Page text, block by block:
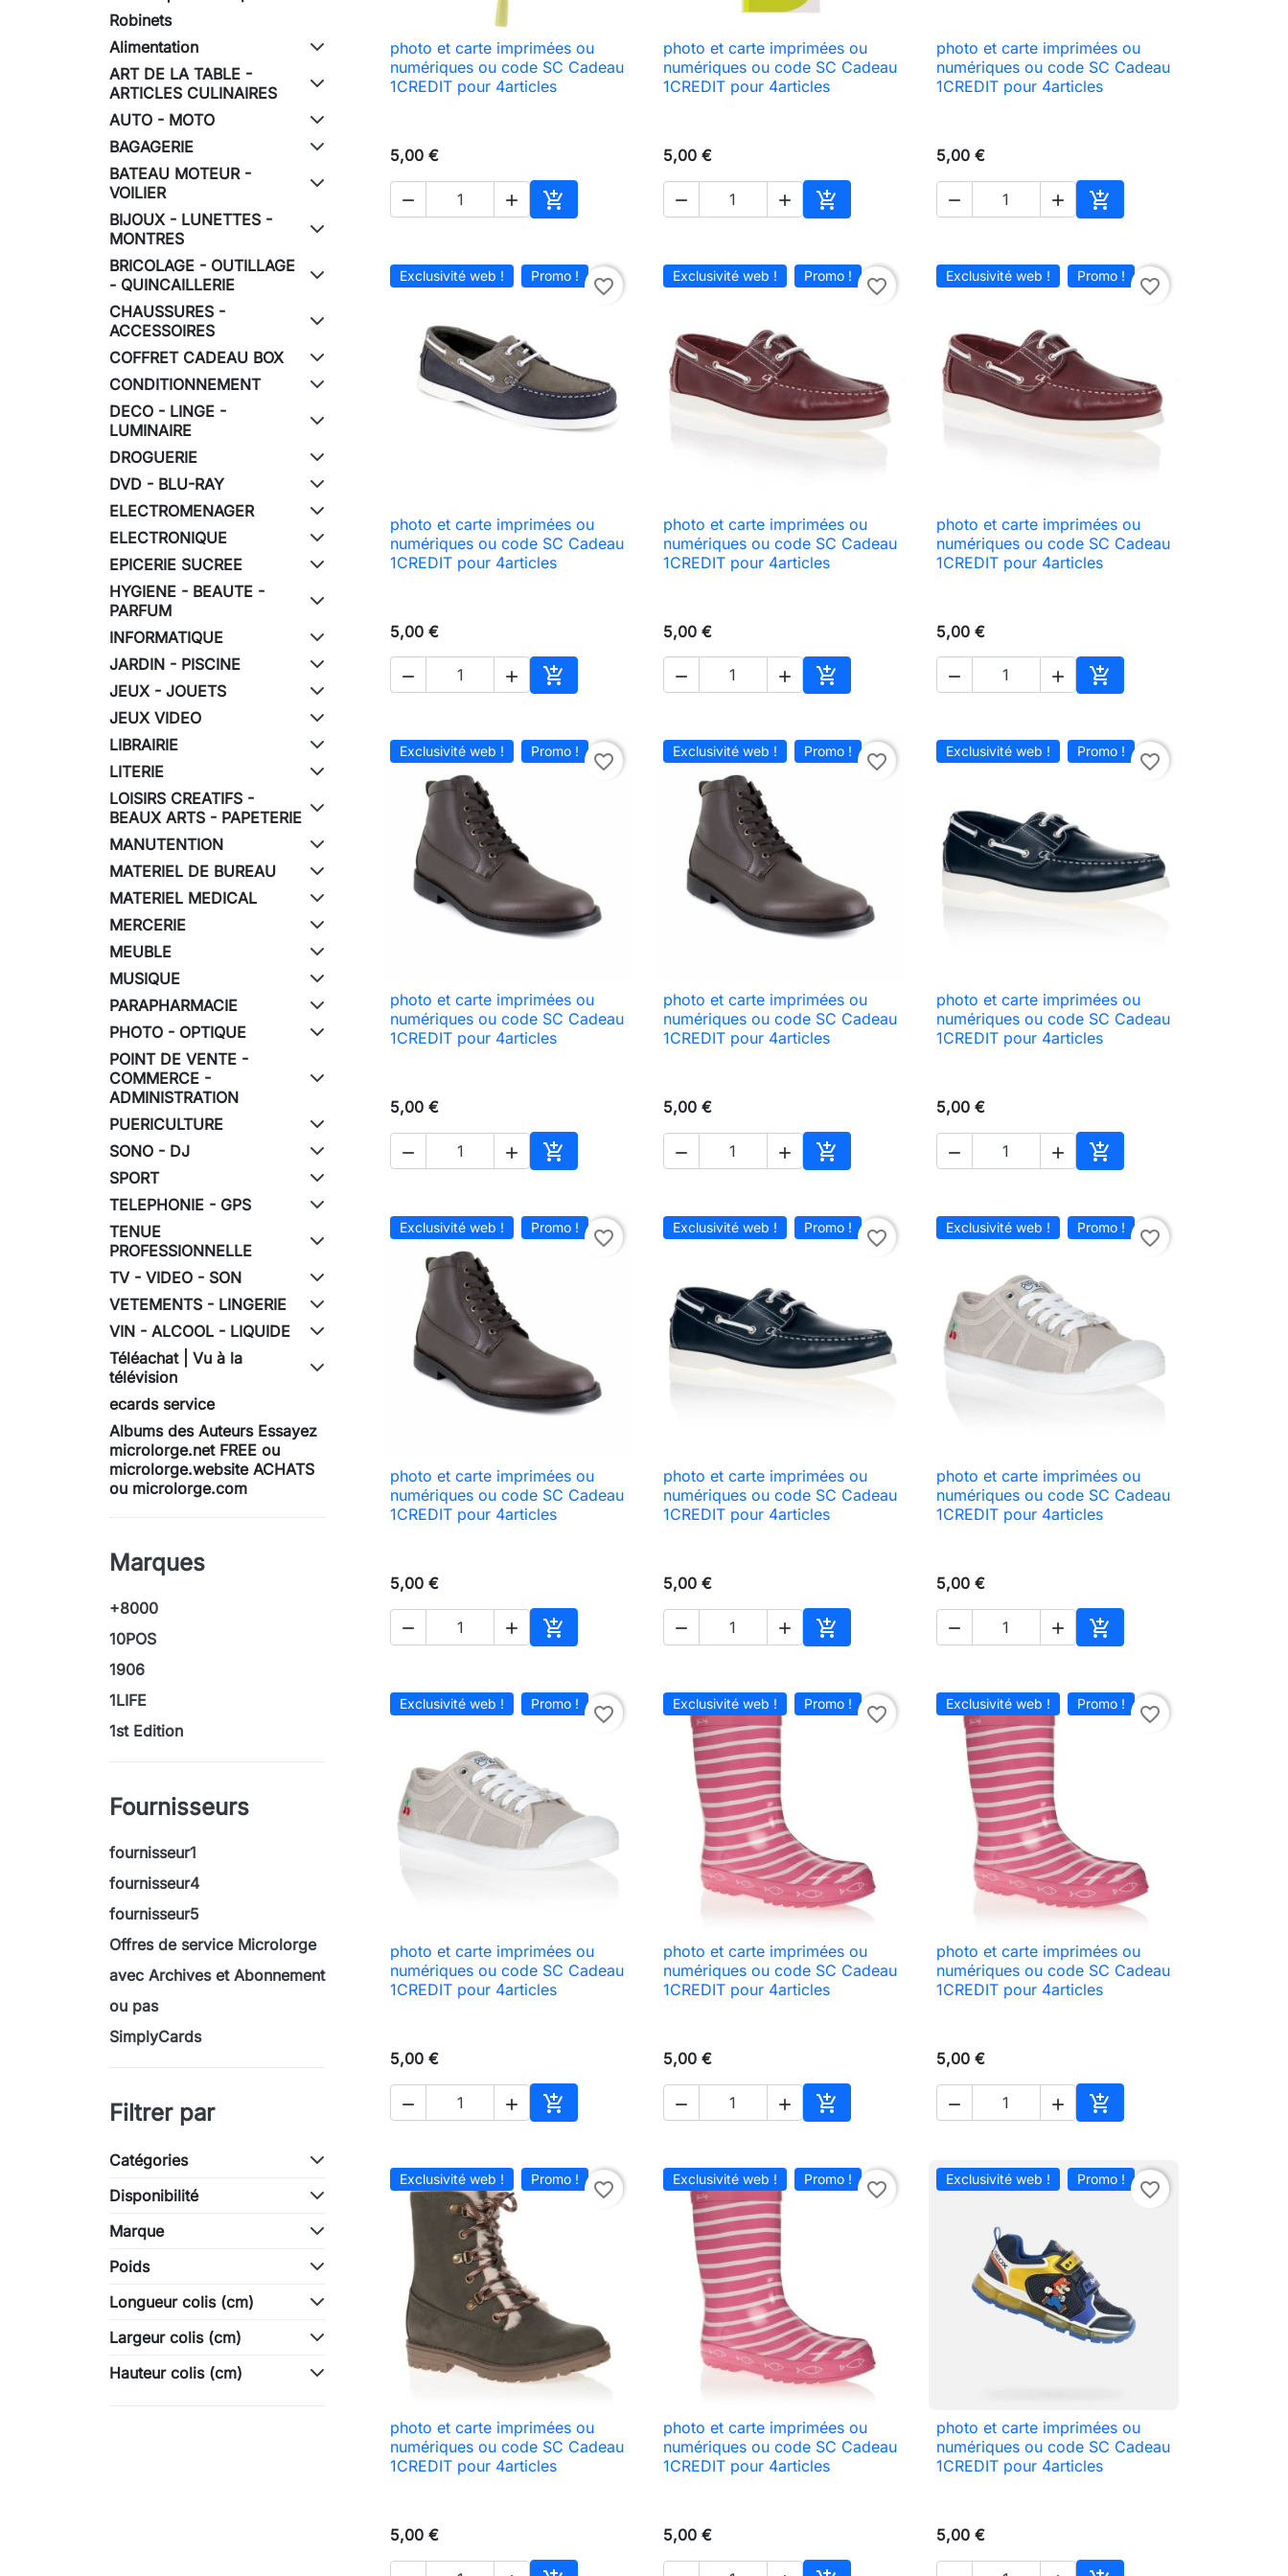
Robinets
Alimentation
ART DE LA TABLE -
ARTICLES CULINAIRES
AUTO - MOTO
BAGAGERIE
BATEAU MOTEUR -
VOILIER
BIJOUX - LUNETTES -
MONTRES
BRICOLAGE - OUTILLAGE
- QUINCAILLERIE
CHAUSSURES -
ACCESSOIRES
COFFRET CADEAU BOX
CONDITIONNEMENT
DECO - LINGE -
LUMINAIRE
DROGUERIE
DVD - BLU-RAY
ELECTROMENAGER
ELECTRONIQUE
EPICERIE SUCREE
HYGIENE - BEAUTE -
PARFUM
INFORMATIQUE
JARDIN - PISCINE
JEUX - JOUETS
JEUX VIDEO
LIBRAIRIE
LITERIE
LOISIRS CREATIFS -
BEAUX ARTS - PAPETERIE
MANUTENTION
MATERIEL DE BUREAU
MATERIEL MEDICAL
MERCERIE
MEUBLE
MUSIQUE
PARAPHARMACIE
PHOTO - OPTIQUE
POINT DE VENTE -
COMMERCE -
ADMINISTRATION
PUERICULTURE
SONO - DJ
SPORT
TELEPHONIE - GPS
TENUE
PROFESSIONNELLE
TV - VIDEO - SON
VETEMENTS - LINGERIE
VIN - ALCOOL - LIQUIDE
Téléachat | Vu à la
télévision
ecards service
Albums des Auteurs Essayez
microlorge.net FREE ou
microlorge.website ACHATS
ou microlorge.com
Marques
+8000
10POS
1906
1LIFE
1st Edition
Fournisseurs
fournisseur1
fournisseur4
fournisseur5
Offres de service Microlorge
avec Archives et Abonnement
ou pas
SimplyCards
Filtrer par
Catégories
Disponibilité
Marque
Poids
Longueur colis (cm)
Largeur colis (cm)
Hauteur colis (cm)
 Aperçu rapide
photo et carte imprimées ou
numériques ou code SC Cadeau
1CREDIT pour 4articles
5,00 €
  
Ajouter au panier
 Aperçu rapide
photo et carte imprimées ou
numériques ou code SC Cadeau
1CREDIT pour 4articles
5,00 €
  
Ajouter au panier
 Aperçu rapide
photo et carte imprimées ou
numériques ou code SC Cadeau
1CREDIT pour 4articles
5,00 €
  
Ajouter au panier
Exclusivité web ! Promo ! favorite_border
 Aperçu rapide
photo et carte imprimées ou
numériques ou code SC Cadeau
1CREDIT pour 4articles
5,00 €
  
Ajouter au panier
Exclusivité web ! Promo ! favorite_border
 Aperçu rapide
photo et carte imprimées ou
numériques ou code SC Cadeau
1CREDIT pour 4articles
5,00 €
  
Ajouter au panier
Exclusivité web ! Promo ! favorite_border
 Aperçu rapide
photo et carte imprimées ou
numériques ou code SC Cadeau
1CREDIT pour 4articles
5,00 €
  
Ajouter au panier
Exclusivité web ! Promo ! favorite_border
 Aperçu rapide
photo et carte imprimées ou
numériques ou code SC Cadeau
1CREDIT pour 4articles
5,00 €
  
Ajouter au panier
Exclusivité web ! Promo ! favorite_border
 Aperçu rapide
photo et carte imprimées ou
numériques ou code SC Cadeau
1CREDIT pour 4articles
5,00 €
  
Ajouter au panier
Exclusivité web ! Promo ! favorite_border
 Aperçu rapide
photo et carte imprimées ou
numériques ou code SC Cadeau
1CREDIT pour 4articles
5,00 €
  
Ajouter au panier
Exclusivité web ! Promo ! favorite_border
 Aperçu rapide
photo et carte imprimées ou
numériques ou code SC Cadeau
1CREDIT pour 4articles
5,00 €
  
Ajouter au panier
Exclusivité web ! Promo ! favorite_border
 Aperçu rapide
photo et carte imprimées ou
numériques ou code SC Cadeau
1CREDIT pour 4articles
5,00 €
  
Ajouter au panier
Exclusivité web ! Promo ! favorite_border
 Aperçu rapide
photo et carte imprimées ou
numériques ou code SC Cadeau
1CREDIT pour 4articles
5,00 €
  
Ajouter au panier
Exclusivité web ! Promo ! favorite_border
 Aperçu rapide
photo et carte imprimées ou
numériques ou code SC Cadeau
1CREDIT pour 4articles
5,00 €
  
Ajouter au panier
Exclusivité web ! Promo ! favorite_border
 Aperçu rapide
photo et carte imprimées ou
numériques ou code SC Cadeau
1CREDIT pour 4articles
5,00 €
  
Ajouter au panier
Exclusivité web ! Promo ! favorite_border
 Aperçu rapide
photo et carte imprimées ou
numériques ou code SC Cadeau
1CREDIT pour 4articles
5,00 €
  
Ajouter au panier
Exclusivité web ! Promo ! favorite_border
 Aperçu rapide
photo et carte imprimées ou
numériques ou code SC Cadeau
1CREDIT pour 4articles
5,00 €
Exclusivité web ! Promo ! favorite_border
 Aperçu rapide
photo et carte imprimées ou
numériques ou code SC Cadeau
1CREDIT pour 4articles
5,00 €
Exclusivité web ! Promo ! favorite_border
 Aperçu rapide
photo et carte imprimées ou
numériques ou code SC Cadeau
1CREDIT pour 4articles
5,00 €